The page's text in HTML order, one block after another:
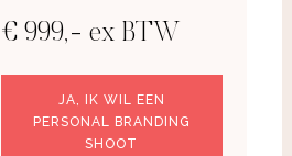
€ 999,- ex BTW
JA, IK WIL EEN
PERSONAL BRANDING
SHOOT